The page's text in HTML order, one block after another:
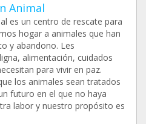
Animal
es un centro de rescate para
hogar a animales que han
y abandono. Les
alimentación, cuidados
para vivir en paz.
los animales sean tratados
futuro en el que no haya
labor y nuestro propósito es